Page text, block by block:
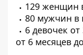
129 женщин
80 мужчин в
6 девочек
от 6 месяцев